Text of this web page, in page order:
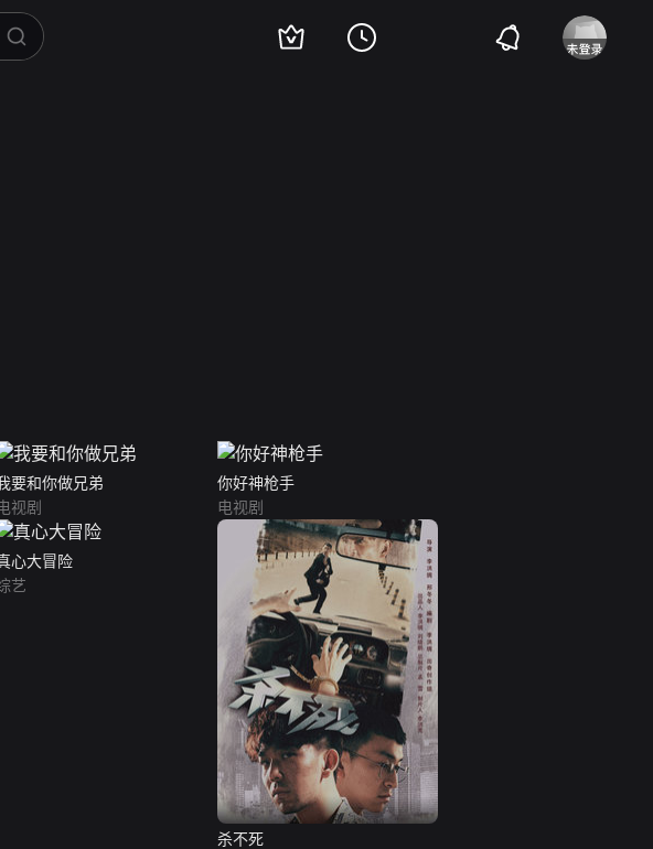
要和你做兄弟
视剧
你好神枪手
电视剧
心大冒险
艺
杀不死